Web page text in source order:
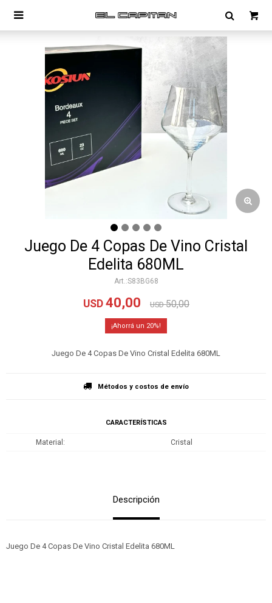

Juego De 4 Copas De Vino Cristal
Edelita 680ML
S83BG68
USD 40,00 USD 50,00
20
Juego De 4 Copas De Vino Cristal Edelita 680ML
Métodos y costos de envío
CARACTERÍSTICAS
Material Cristal
Descripción
Juego De 4 Copas De Vino Cristal Edelita 680ML